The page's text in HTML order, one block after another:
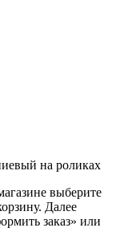
на роликах
выберите
Далее
заказ» или